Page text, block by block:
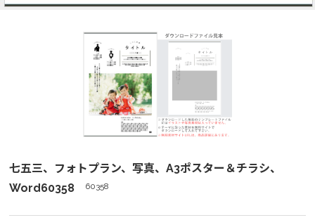
七五三、フォトプラン、写真、A3ポスター＆チラシ、
Word60358
60358